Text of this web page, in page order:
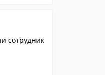
сотрудник